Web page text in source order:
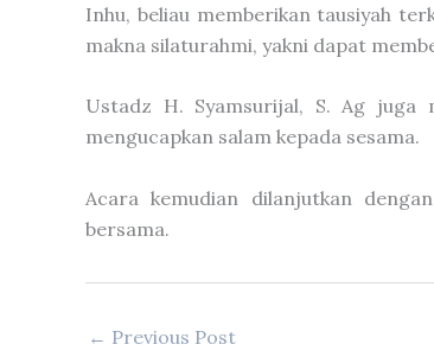
Inhu, beliau memberikan tausiyah
makna silaturahmi, yakni dapat
Ustadz H. Syamsurijal, S. Ag juga
mengucapkan salam kepada sesama.
Acara kemudian dilanjutkan
bersama.
← Previous Post